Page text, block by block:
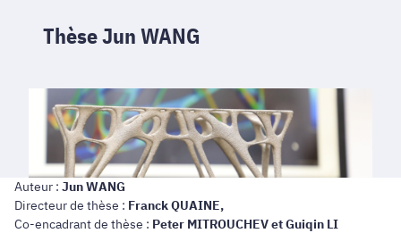
Thèse Jun WANG
Auteur : Jun WANG
Directeur de thèse : Franck QUAINE,
Co-encadrant de thèse : Peter MITROUCHEV et Guiqin LI